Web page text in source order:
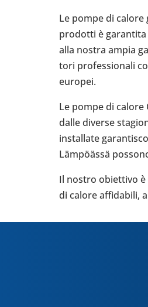
Le pompe di calore
pro­dotti è garan­tita
alla nostra ampia
tori pro­fes­sio­nali
europei.
Le pompe di
dalle diverse
instal­late
Lämpöässä
Il nostro obiet­tivo
di calore affi­da­bili,